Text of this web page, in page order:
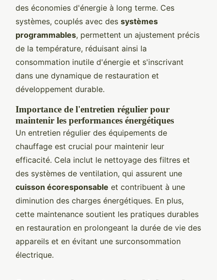
des économies d'énergie à long terme. Ces
systèmes, couplés avec des systèmes
programmables, permettent un ajustement précis
de la température, réduisant ainsi la
consommation inutile d'énergie et s'inscrivant
dans une dynamique de restauration et
développement durable.
Importance de l'entretien régulier pour
maintenir les performances énergétiques
Un entretien régulier des équipements de
chauffage est crucial pour maintenir leur
efficacité. Cela inclut le nettoyage des filtres et
des systèmes de ventilation, qui assurent une
cuisson écoresponsable et contribuent à une
diminution des charges énergétiques. En plus,
cette maintenance soutient les pratiques durables
en restauration en prolongeant la durée de vie des
appareils et en évitant une surconsommation
électrique.